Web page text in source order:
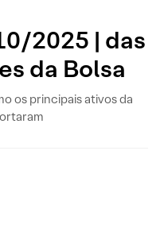
2025 | das
da Bolsa
os principais ativos da